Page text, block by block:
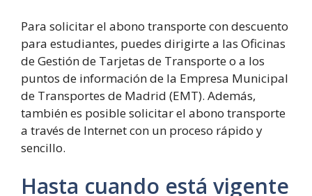
Para solicitar el abono transporte con descuento
para estudiantes, puedes dirigirte a las Oficinas
de Gestión de Tarjetas de Transporte o a los
puntos de información de la Empresa Municipal
de Transportes de Madrid (EMT). Además,
también es posible solicitar el abono transporte
a través de Internet con un proceso rápido y
sencillo.
Hasta cuando está vigente